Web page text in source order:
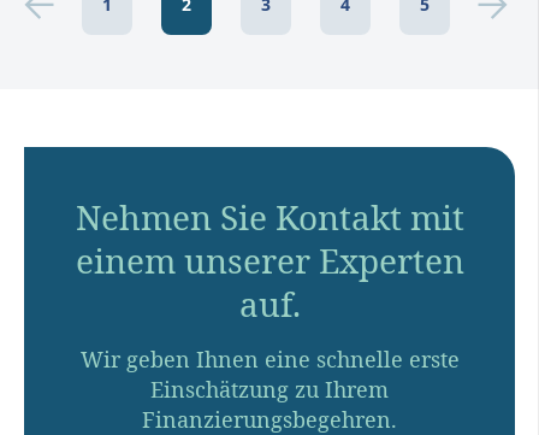
Nehmen Sie Kontakt mit
einem unserer Experten
auf.
Wir geben Ihnen eine schnelle erste
Einschätzung zu Ihrem
Finanzierungsbegehren.